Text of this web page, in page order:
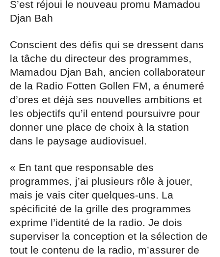
S’est réjoui le nouveau promu Mamadou
Djan Bah
Conscient des défis qui se dressent dans
la tâche du directeur des programmes,
Mamadou Djan Bah, ancien collaborateur
de la Radio Fotten Gollen FM, a énumeré
d’ores et déjà ses nouvelles ambitions et
les objectifs qu’il entend poursuivre pour
donner une place de choix à la station
dans le paysage audiovisuel.
« En tant que responsable des
programmes, j’ai plusieurs rôle à jouer,
mais je vais citer quelques-uns. La
spécificité de la grille des programmes
exprime l’identité de la radio. Je dois
superviser la conception et la sélection de
tout le contenu de la radio, m’assurer de